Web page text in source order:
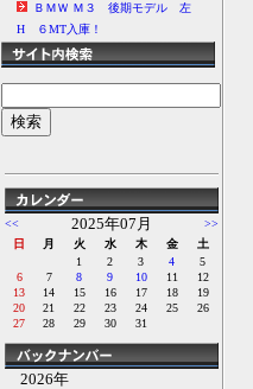
ＢＭＷ Ｍ３ 後期モデル 左
H ６MT入庫！
<< 2025年07月
>>
日
月 火 水 木 金
土
1
2 3 4
5
6
7 8 9 10 11
12
13
14 15 16 17 18
19
20
21 22 23 24 25
26
27
28 29 30 31
2026年